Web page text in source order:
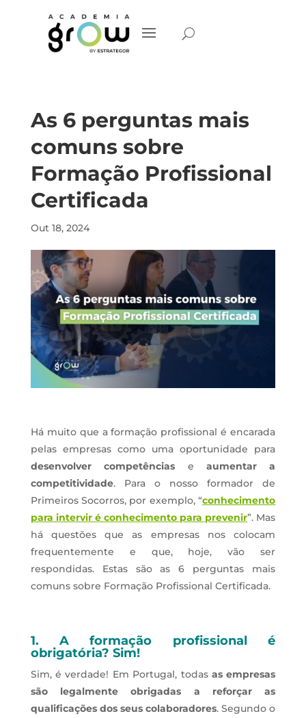
As 6 perguntas mais
comuns sobre
Formação Profissional
Certificada
Out 18, 2024
Há muito que a formação profissional é encarada
pelas empresas como uma oportunidade para
desenvolver competências e aumentar a
competitividade. Para o nosso formador de
Primeiros Socorros, por exemplo, “conhecimento
para intervir é conhecimento para prevenir”. Mas
há questões que as empresas nos colocam
frequentemente e que, hoje, vão ser
respondidas. Estas são as 6 perguntas mais
comuns sobre Formação Profissional Certificada.
1. A formação profissional é
obrigatória? Sim!
Sim, é verdade! Em Portugal, todasas empresas
são legalmente obrigadas a reforçar as
qualificações dos seus colaboradores. Segundo o